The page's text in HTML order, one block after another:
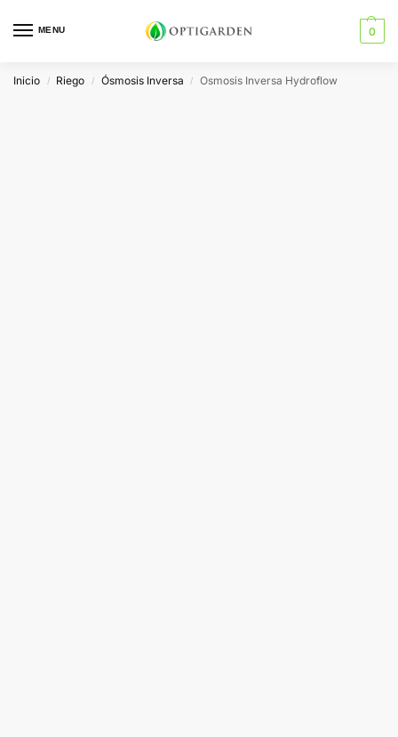
MENU 0
Inicio / Riego / Ósmosis Inversa / Osmosis Inversa Hydroflow